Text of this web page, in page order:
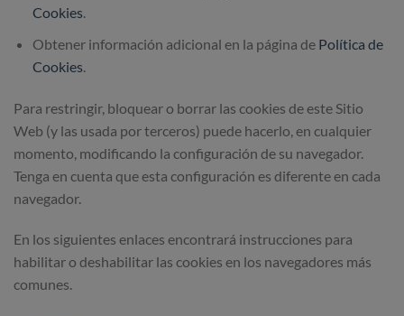
Cookies.
Obtener información adicional en la página de Política de
Cookies
Para restringir, bloquear o borrar las cookies de este Sitio
Web (y las usada por terceros) puede hacerlo, en cualquier
momento, modificando la configuración de su navegador.
Tenga en cuenta que esta configuración es diferente en cada
navegador.
En los siguientes enlaces encontrará instrucciones para
habilitar o deshabilitar las cookies en los navegadores más
comunes.